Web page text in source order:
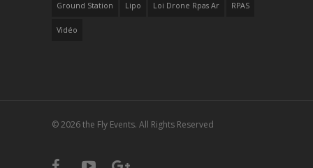
Ground Station Lipo Loi Drone Rpas Ar RPAS
Vidéo
© 2026 the Fly Events. All Rights Reserved